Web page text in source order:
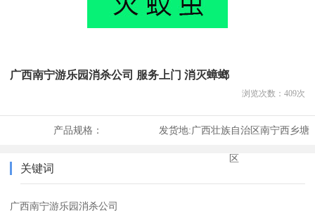
广西南宁游乐园消杀公司 服务上门 消灭蟑螂
浏览次数： 409次
产品规格： 发货地:广西壮族自治区南宁西乡塘
区
关键词
广西南宁游乐园消杀公司